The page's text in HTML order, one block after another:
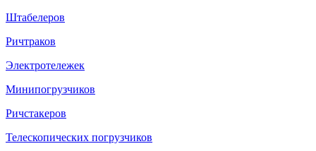
Штабелеров
Ричтраков
Электротележек
Минипогрузчиков
Ричстакеров
Телескопических погрузчиков